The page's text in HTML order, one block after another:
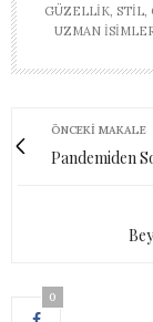
GÜZELLIK, STIL,
UZMAN
ÖNCEKI MAKALE
Pandemiden
0